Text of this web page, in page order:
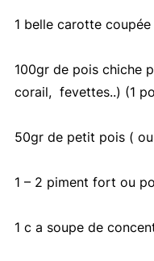
1 belle carotte coupée
100gr de pois chiche
corail, fevettes..) (1
50gr de petit pois (
1 – 2 piment fort ou
1 c a soupe de